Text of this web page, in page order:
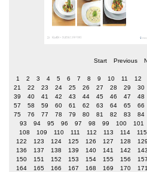
Start Previous
1 2 3 4 5 6 7 8 9 10 11 12
21
22 23 24 25 26 27 28 29 30
39
40 41 42 43 44 45 46 47 48
57
58 59 60 61 62 63 64 65 66
75
76 77 78 79 80 81 82 83 84
93
94 95 96 97 98 99 100 101
108
109 110 111 112 113 114 115
122
123 124 125 126 127 128 129
136
137 138 139 140 141 142 143
150
151 152 153 154 155 156 157
164
165 166 167 168 169 170 171